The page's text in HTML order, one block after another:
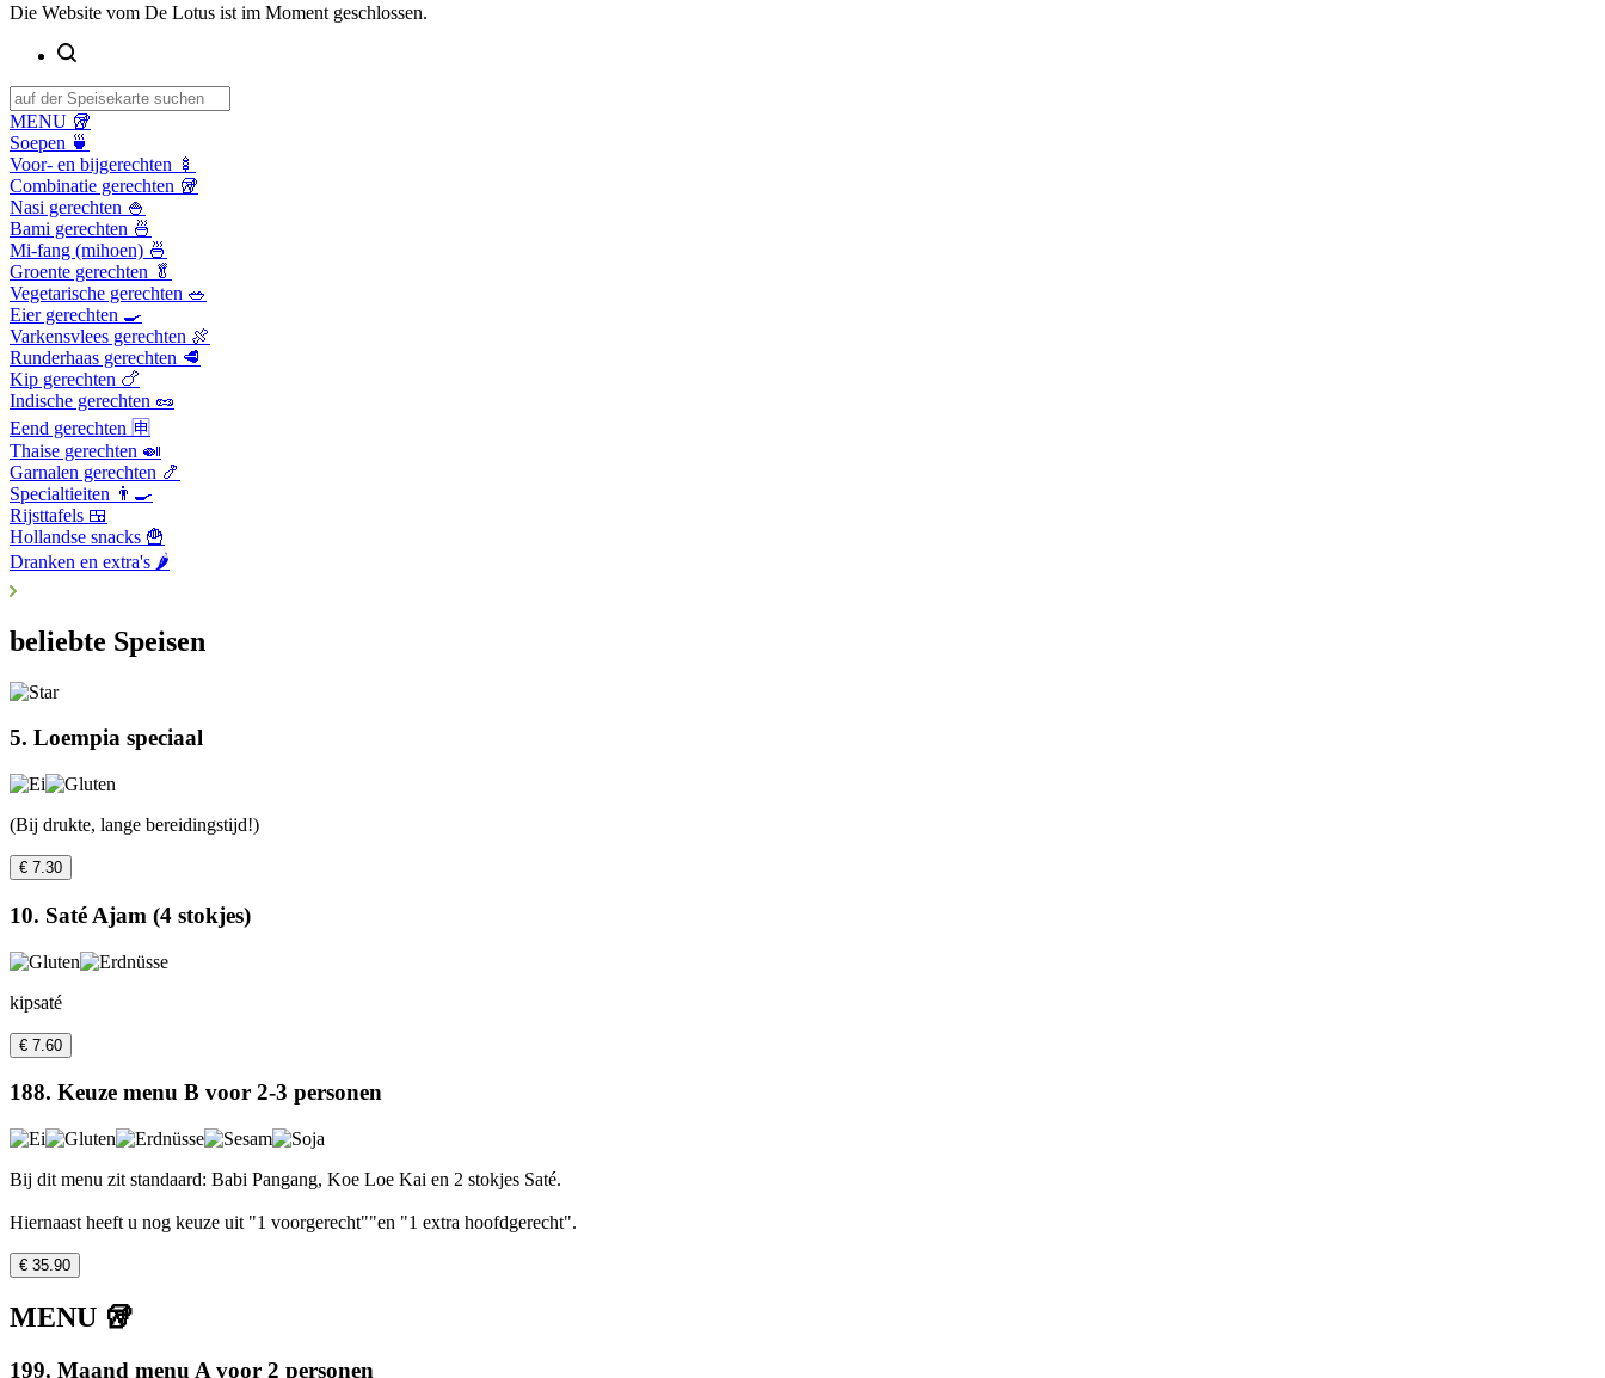
Die Website vom De Lotus ist im Moment geschlossen.
MENU 🥡
Soepen 🍵
Voor- en bijgerechten 🍢
Combinatie gerechten 🥡
Nasi gerechten 🍚
Bami gerechten 🍜
Mi-fang (mihoen) 🍜
Groente gerechten 🥬
Vegetarische gerechten 🥗
Eier gerechten 🍳
Varkensvlees gerechten 🍖
Runderhaas gerechten 🥩
Kip gerechten 🍗
Indische gerechten 🥜
Eend gerechten 🈸
Thaise gerechten 🍛
Garnalen gerechten 🍤
Specialtieiten 👨‍🍳
Rijsttafels 🍱
Hollandse snacks 🍟
Dranken en extra's 🌶️
beliebte Speisen
5. Loempia speciaal
(Bij drukte, lange bereidingstijd!)
€ 7.30
10. Saté Ajam (4 stokjes)
kipsaté
€ 7.60
188. Keuze menu B voor 2-3 personen
Bij dit menu zit standaard: Babi Pangang, Koe Loe Kai en 2 stokjes Saté.
Hiernaast heeft u nog keuze uit "1 voorgerecht""en "1 extra hoofdgerecht".
€ 35.90
MENU 🥡
199. Maand menu A voor 2 personen